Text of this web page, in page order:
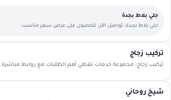
جلي بلاط بجدة
جلي بلاط بجدة: تواصل الآن للحصول على عرض سعر مناسب.
تركيب زجاج
تركيب زجاج: مجموعة خدمات تغطي أهم الطلبات مع روابط مباشرة.
شيخ روحاني